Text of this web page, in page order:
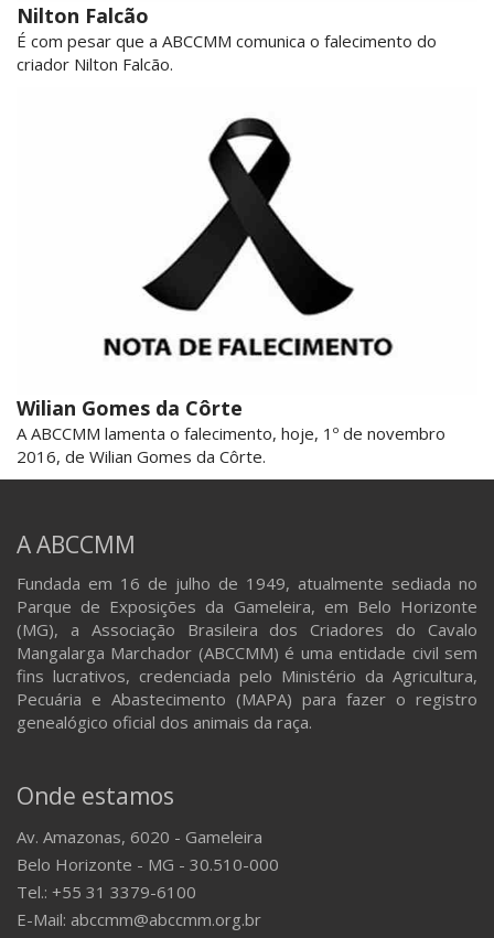
Nilton Falcão
É com pesar que a ABCCMM comunica o falecimento do
criador Nilton Falcão.
Wilian Gomes da Côrte
A ABCCMM lamenta o falecimento, hoje, 1º de novembro
2016, de Wilian Gomes da Côrte.
A ABCCMM
Fundada em 16 de julho de 1949, atualmente sediada no
Parque de Exposições da Gameleira, em Belo Horizonte
(MG), a Associação Brasileira dos Criadores do Cavalo
Mangalarga Marchador (ABCCMM) é uma entidade civil sem
fins lucrativos, credenciada pelo Ministério da Agricultura,
Pecuária e Abastecimento (MAPA) para fazer o registro
genealógico oficial dos animais da raça.
Onde estamos
Av. Amazonas, 6020 - Gameleira
Belo Horizonte - MG - 30.510-000
Tel.: +55 31 3379-6100
E-Mail: abccmm@abccmm.org.br